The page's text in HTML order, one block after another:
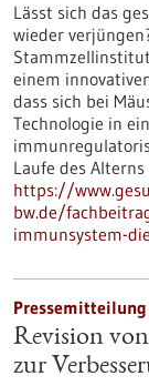
Lässt sich das
wieder
einem
dass sich bei
Technologie in
Laufe des
https://
bw.de/
immunsystem-
Pressemitteilung
Revision
zur